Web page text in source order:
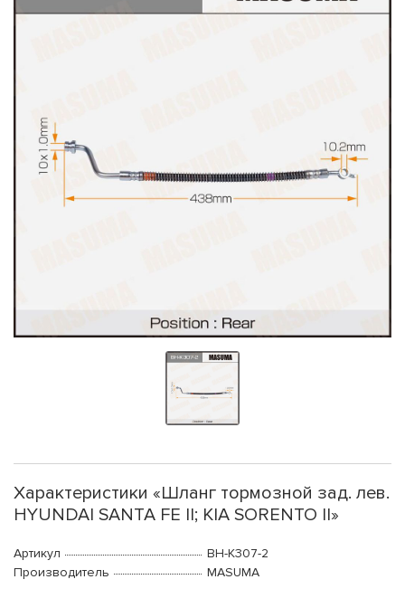
Характеристики «Шланг тормозной зад. лев.
HYUNDAI SANTA FE II; KIA SORENTO II»
Артикул
BH-K307-2
Производитель
MASUMA